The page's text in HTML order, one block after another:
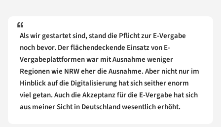
Als wir gestartet sind, stand die Pflicht zur E-Vergabe
noch bevor. Der flächendeckende Einsatz von E-
Vergabeplattformen war mit Ausnahme weniger
Regionen wie NRW eher die Ausnahme. Aber nicht nur im
Hinblick auf die Digitalisierung hat sich seither enorm
viel getan. Auch die Akzeptanz für die E-Vergabe hat sich
aus meiner Sicht in Deutschland wesentlich erhöht.